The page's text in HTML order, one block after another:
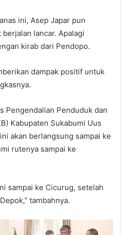
ini, Asep Japar pun
lancar. Apalagi
kirab dari Pendopo.
dampak positif untuk
Pengendalian Penduduk dan
Kabupaten Sukabumi Uus
akan berlangsung sampai ke
rutenya sampai ke
sampai ke Cicurug, setelah
tambahnya.